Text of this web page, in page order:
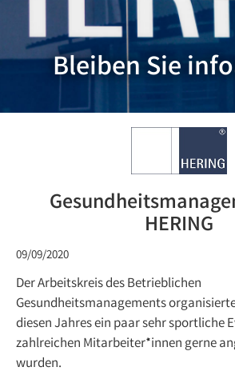
Bleiben Sie
HERING
09/09/2020
Der Arbeitskreis des Betrieblichen
Gesundheitsmanagements
diesen Jahres ein paar sehr sportliche
zahlreichen Mitarbeiter*innen gerne
wurden.